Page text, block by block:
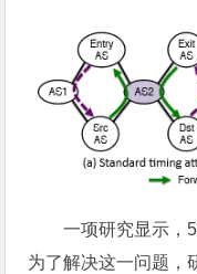
一项研究显示，
为了解决这一问题